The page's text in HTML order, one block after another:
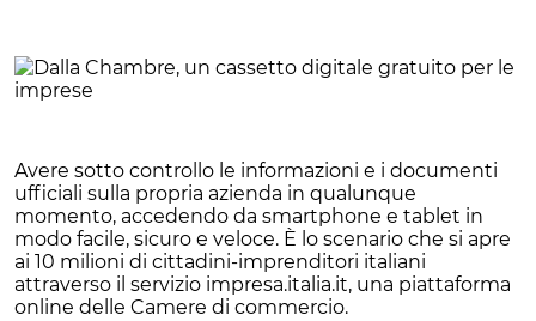
Avere sotto controllo le informazioni e i documenti
ufficiali sulla propria azienda in qualunque
momento, accedendo da smartphone e tablet in
modo facile, sicuro e veloce. È lo scenario che si apre
ai 10 milioni di cittadini-imprenditori italiani
attraverso il servizio impresa.italia.it, una piattaforma
online delle Camere di commercio.